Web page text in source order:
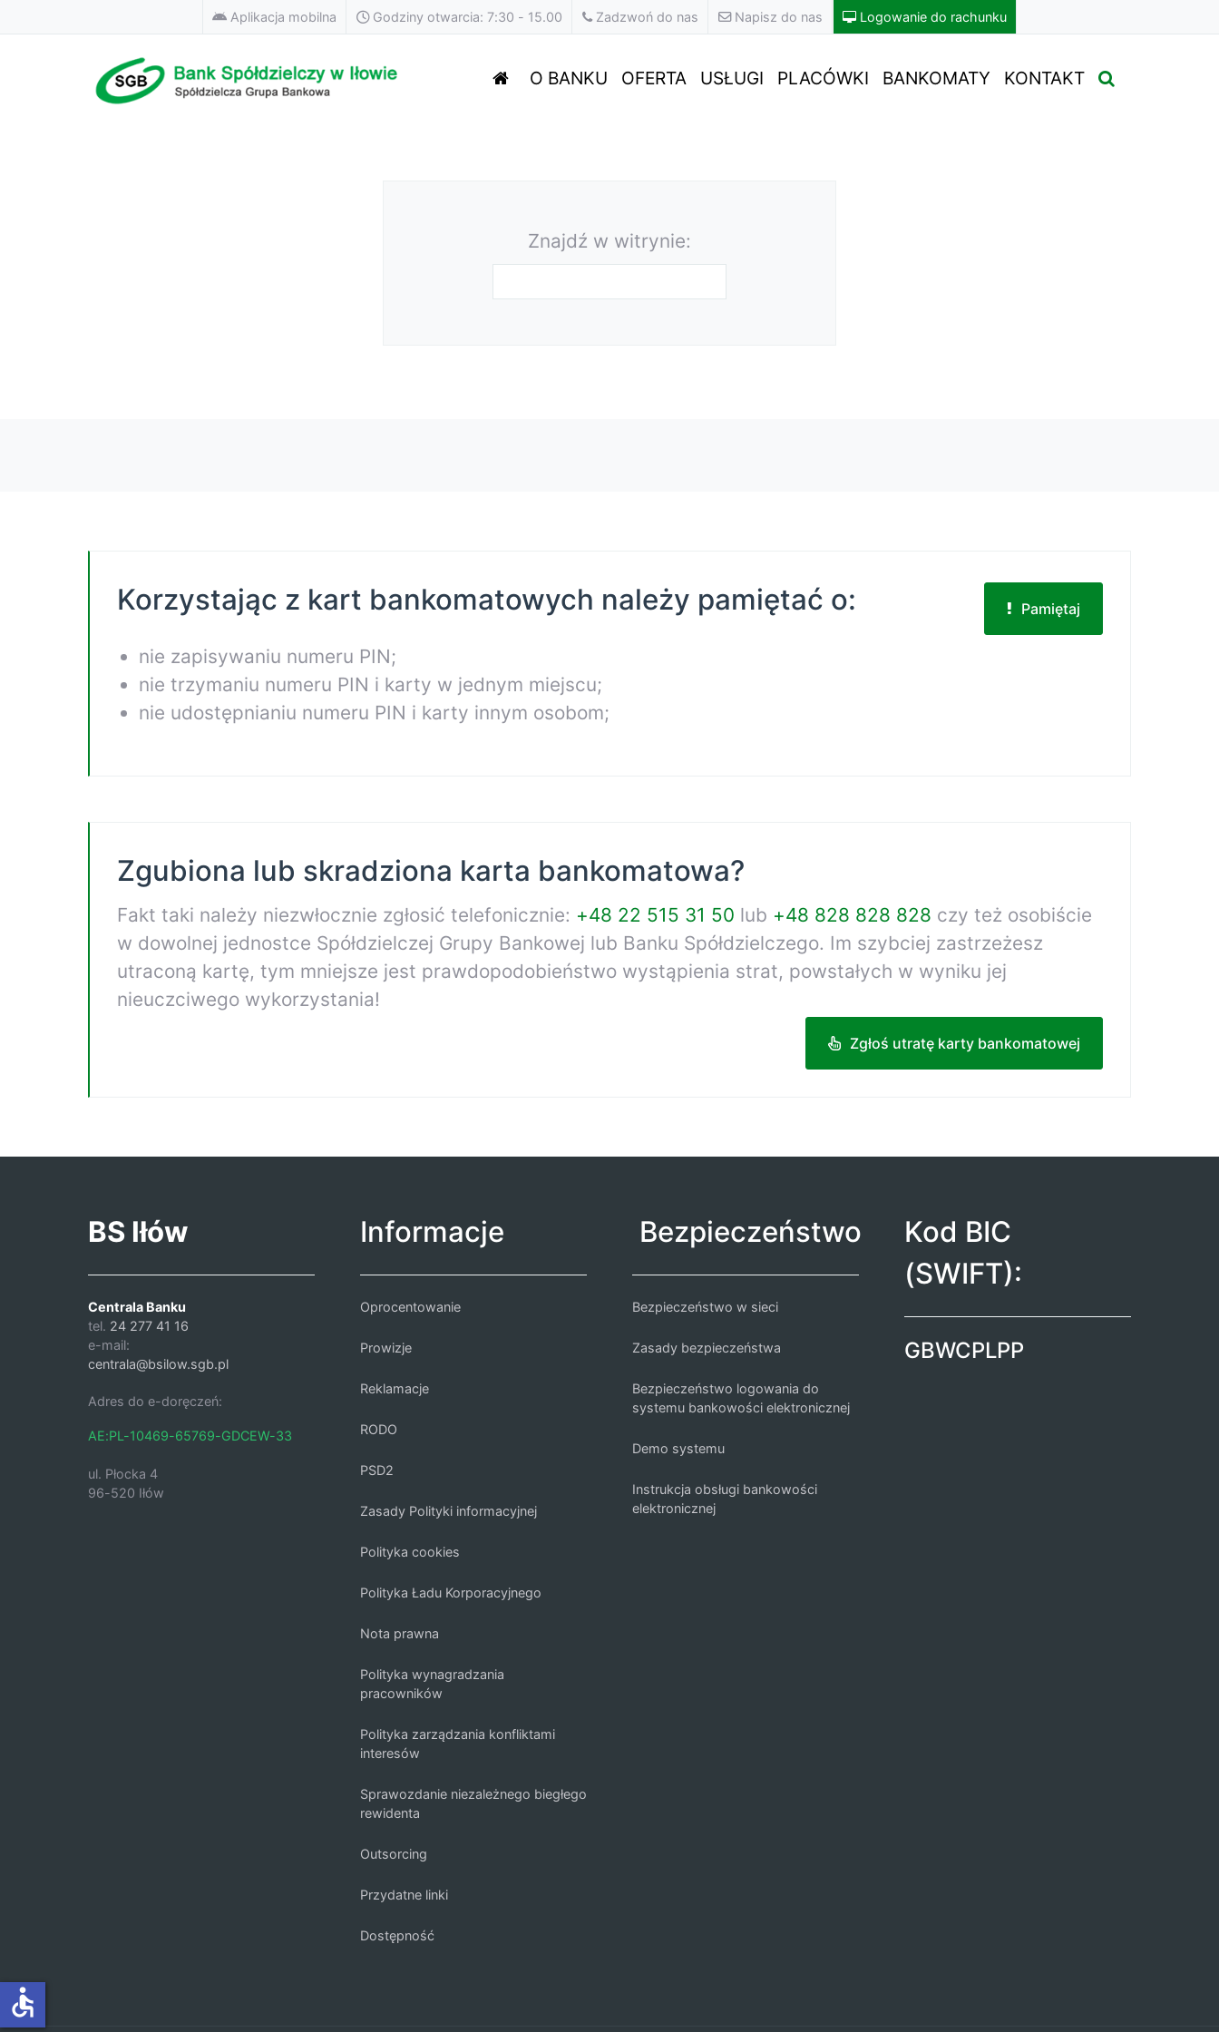
Aplikacja mobilna Godziny otwarcia: 7:30 - 15.00 Zadzwoń do nas Napisz do nas Logowanie do rachunku
O BANKU OFERTA USŁUGI PLACÓWKI BANKOMATY KONTAKT
Formularz wyszukiwania
Znajdź w witrynie:
Korzystając z kart bankomatowych należy pamiętać o:
nie zapisywaniu numeru PIN;
nie trzymaniu numeru PIN i karty w jednym miejscu;
nie udostępnianiu numeru PIN i karty innym osobom;
Pamiętaj
Zgubiona lub skradziona karta bankomatowa?
Fakt taki należy niezwłocznie zgłosić telefonicznie: +48 22 515 31 50 lub +48 828 828 828 czy też osobiście
w dowolnej jednostce Spółdzielczej Grupy Bankowej lub Banku Spółdzielczego. Im szybciej zastrzeżesz
utraconą kartę, tym mniejsze jest prawdopodobieństwo wystąpienia strat, powstałych w wyniku jej
nieuczciwego wykorzystania!
Zgłoś utratę karty bankomatowej
BS Iłów
Centrala Banku
tel. 24 277 41 16
e-mail:
centrala@bsilow.sgb.pl
Adres do e-doręczeń:
AE:PL-10469-65769-GDCEW-33
ul. Płocka 4
96-520 Iłów
Informacje
Oprocentowanie
Prowizje
Reklamacje
RODO
PSD2
Zasady Polityki informacyjnej
Polityka cookies
Polityka Ładu Korporacyjnego
Nota prawna
Polityka wynagradzania
pracowników
Polityka zarządzania konfliktami
interesów
Sprawozdanie niezależnego biegłego
rewidenta
Outsorcing
Przydatne linki
Dostępność
Bezpieczeństwo
Bezpieczeństwo w sieci
Zasady bezpieczeństwa
Bezpieczeństwo logowania do
systemu bankowości elektronicznej
Demo systemu
Instrukcja obsługi bankowości
elektronicznej
Kod BIC
(SWIFT):
GBWCPLPP
accessible